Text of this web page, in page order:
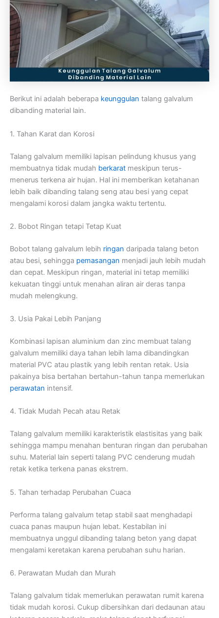
Berikut ini adalah beberapa keunggulan talang galvalum
dibanding material lain.
1. Tahan Karat dan Korosi
Talang galvalum memiliki lapisan pelindung khusus yang
membuatnya tidak mudah berkarat meskipun terus-
menerus terkena air hujan. Hal ini memberikan ketahanan
lebih baik dibanding talang seng atau besi yang cepat
mengalami korosi dalam jangka waktu tertentu.
2. Bobot Ringan tetapi Tetap Kuat
Bobot talang galvalum lebih ringan daripada talang beton
atau besi, sehingga pemasangan menjadi jauh lebih mudah
dan cepat. Meskipun ringan, material ini tetap memiliki
kekuatan tinggi untuk menahan aliran air deras tanpa
mudah melengkung.
3. Usia Pakai Lebih Panjang
Kombinasi lapisan aluminium dan zinc membuat talang
galvalum memiliki daya tahan lebih lama dibandingkan
material PVC atau plastik yang lebih rentan retak. Usia
pakainya bisa bertahan bertahun-tahun tanpa memerlukan
perawatan intensif.
4. Tidak Mudah Pecah atau Retak
Talang galvalum memiliki karakteristik elastisitas yang baik
sehingga mampu menahan benturan ringan dan perubahan
suhu. Material lain seperti talang PVC cenderung mudah
retak ketika terkena panas ekstrem.
5. Tahan terhadap Perubahan Cuaca
Performa talang galvalum tetap stabil saat menghadapi
cuaca panas maupun hujan lebat. Kestabilan ini
membuatnya unggul dibanding talang beton yang dapat
mengalami keretakan karena perubahan suhu harian.
6. Perawatan Mudah dan Murah
Talang galvalum tidak memerlukan perawatan rumit karena
tidak mudah korosi. Cukup dibersihkan dari dedaunan atau